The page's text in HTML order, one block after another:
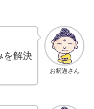
お釈迦さん
を解決